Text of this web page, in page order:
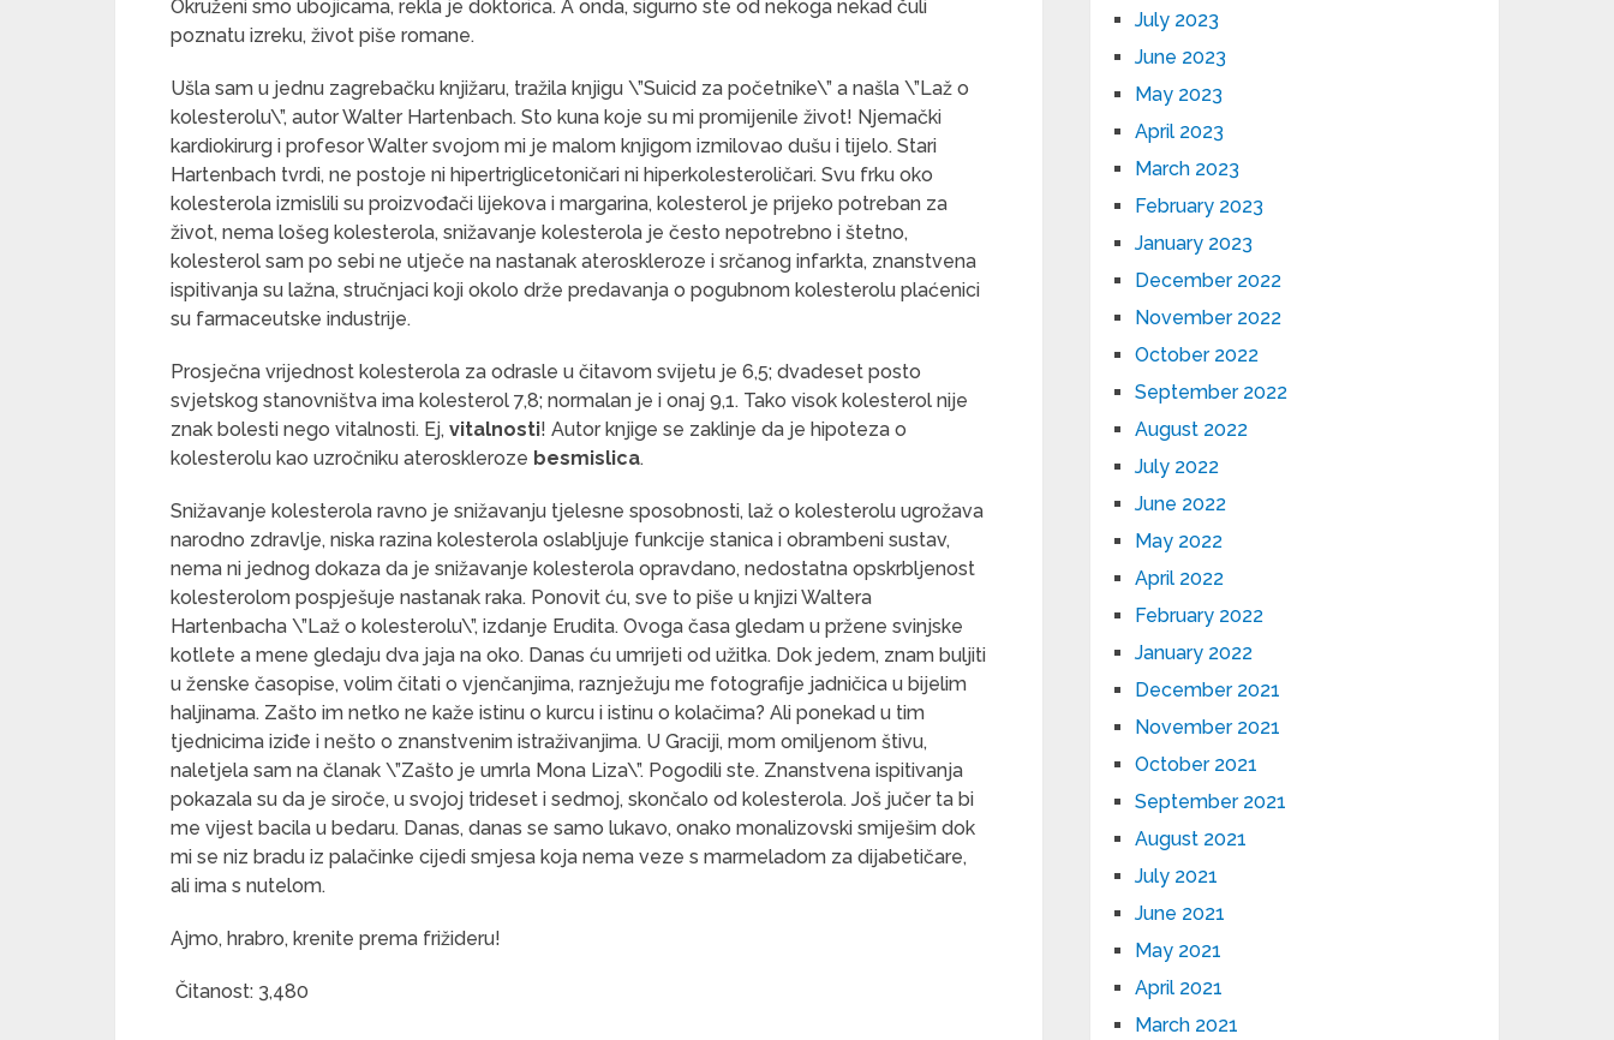
Okruženi smo ubojicama, rekla je doktorica. A onda, sigurno ste od nekoga nekad čuli
poznatu izreku, život piše romane.
Ušla sam u jednu zagrebačku knjižaru, tražila knjigu \”Suicid za početnike\” a našla \”Laž o
kolesterolu\”, autor Walter Hartenbach. Sto kuna koje su mi promijenile život! Njemački
kardiokirurg i profesor Walter svojom mi je malom knjigom izmilovao dušu i tijelo. Stari
Hartenbach tvrdi, ne postoje ni hipertriglicetoničari ni hiperkolesteroličari. Svu frku oko
kolesterola izmislili su proizvođači lijekova i margarina, kolesterol je prijeko potreban za
život, nema lošeg kolesterola, snižavanje kolesterola je često nepotrebno i štetno,
kolesterol sam po sebi ne utječe na nastanak ateroskleroze i srčanog infarkta, znanstvena
ispitivanja su lažna, stručnjaci koji okolo drže predavanja o pogubnom kolesterolu plaćenici
su farmaceutske industrije.
Prosječna vrijednost kolesterola za odrasle u čitavom svijetu je 6,5; dvadeset posto
svjetskog stanovništva ima kolesterol 7,8; normalan je i onaj 9,1. Tako visok kolesterol nije
znak bolesti nego vitalnosti. Ej, vitalnosti! Autor knjige se zaklinje da je hipoteza o
kolesterolu kao uzročniku ateroskleroze besmislica.
Snižavanje kolesterola ravno je snižavanju tjelesne sposobnosti, laž o kolesterolu ugrožava
narodno zdravlje, niska razina kolesterola oslabljuje funkcije stanica i obrambeni sustav,
nema ni jednog dokaza da je snižavanje kolesterola opravdano, nedostatna opskrbljenost
kolesterolom pospješuje nastanak raka. Ponovit ću, sve to piše u knjizi Waltera
Hartenbacha \”Laž o kolesterolu\”, izdanje Erudita. Ovoga časa gledam u pržene svinjske
kotlete a mene gledaju dva jaja na oko. Danas ću umrijeti od užitka. Dok jedem, znam buljiti
u ženske časopise, volim čitati o vjenčanjima, raznježuju me fotografije jadničica u bijelim
haljinama. Zašto im netko ne kaže istinu o kurcu i istinu o kolačima? Ali ponekad u tim
tjednicima iziđe i nešto o znanstvenim istraživanjima. U Graciji, mom omiljenom štivu,
naletjela sam na članak \”Zašto je umrla Mona Liza\”. Pogodili ste. Znanstvena ispitivanja
pokazala su da je siroče, u svojoj trideset i sedmoj, skončalo od kolesterola. Još jučer ta bi
me vijest bacila u bedaru. Danas, danas se samo lukavo, onako monalizovski smiješim dok
mi se niz bradu iz palačinke cijedi smjesa koja nema veze s marmeladom za dijabetičare,
ali ima s nutelom.
Ajmo, hrabro, krenite prema frižideru!
Čitanost: 3,480
July 2023
June 2023
May 2023
April 2023
March 2023
February 2023
January 2023
December 2022
November 2022
October 2022
September 2022
August 2022
July 2022
June 2022
May 2022
April 2022
February 2022
January 2022
December 2021
November 2021
October 2021
September 2021
August 2021
July 2021
June 2021
May 2021
April 2021
March 2021